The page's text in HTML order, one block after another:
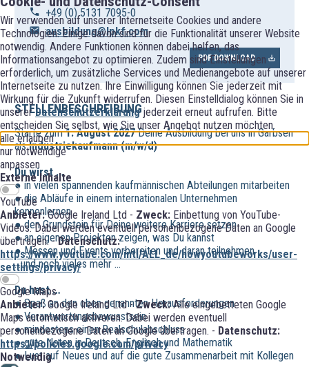
Wir verwenden auf unserer Internetseite Cookies und andere
Technologien. Einige davon sind für die Funktionalität unserer Website
notwendig. Andere Funktionen können dabei helfen, das
Informationsangebot zu optimieren. Zudem sind Einstellungen
erforderlich, um zusätzliche Services und Medienangebote auf unserer
Internetseite zu nutzen. Ihre Einwilligung können Sie jederzeit mit
Wirkung für die Zukunft widerrufen. Diesen Einstelldialog können Sie in
unsererDatenschutzerklärungjederzeit erneut aufrufen. Bitte
entscheiden Sie selbst, wie Sie unser Angebot nutzen möchten.
alle erlauben
nur notwendige
anpassen
Externe Inhalte
YouTube
Anbieter:Google Ireland Ltd - Zweck: Einbettung von YouTube-
Videos. Dabei werden eventuell personenbezogene Daten an Google
übertragen. -Datenschutz:
https://www.youtube.com/intl/ALL_de/howyoutubeworks/user-
settings/privacy/
Google Maps
Anbieter:Google Ireland Ltd -Zweck:Alle eingebetteten Google
Maps automatisch aktiveren. Dabei werden eventuell
personenbezogene Daten an Google übertragen. - Datenschutz:
https://policies.google.com/privacy
Notwendig
+49 (0) 5131 7095-0
ausbildung@lpkf.com
PDF DOWNLOAD
STELLENBESCHREIBUNG
Starte zum1. August 2027Deine Ausbildung bei uns in Garbsen
alsIndustriekaufmann (m/w/d)
Du wirst …
● in vielen spannenden kaufmännischen Abteilungen mitarbeiten
● die Abläufe in einem internationalen Unternehmen
kennenlernen
● den Grundstein für Deine weitere Karriere setzen
● an eigenen Projekten zeigen, was Du kannst
● Messen und Events vorbereiten und daran teilnehmen
...und noch vieles mehr …
Du hast …
● Spaß an den oben genannten Herausforderungen
● Verantwortungsbewusstsein
● mindestens einen Realschulabschluss
● gute Noten in Deutsch, Englisch und Mathematik
● Lust auf Neues und auf die gute Zusammenarbeit mit Kollegen